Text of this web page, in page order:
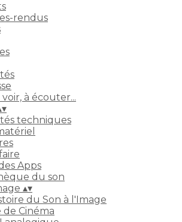
rendus
voir, à écouter...
▾
techniques
Apps
du son
▴▾
du Son à l'Image
de Cinéma